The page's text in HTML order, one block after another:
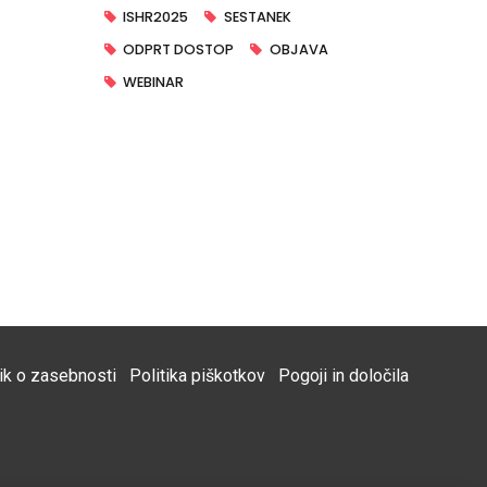
ISHR2025
SESTANEK
ODPRT DOSTOP
OBJAVA
WEBINAR
o zasebnosti Politika piškotkov Pogoji in določila